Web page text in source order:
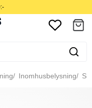
Inomhusbelysning